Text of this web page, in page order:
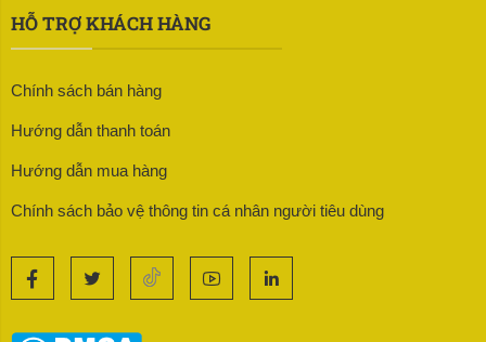
HỖ TRỢ KHÁCH HÀNG
Chính sách bán hàng
Hướng dẫn thanh toán
Hướng dẫn mua hàng
Chính sách bảo vệ thông tin cá nhân người tiêu dùng